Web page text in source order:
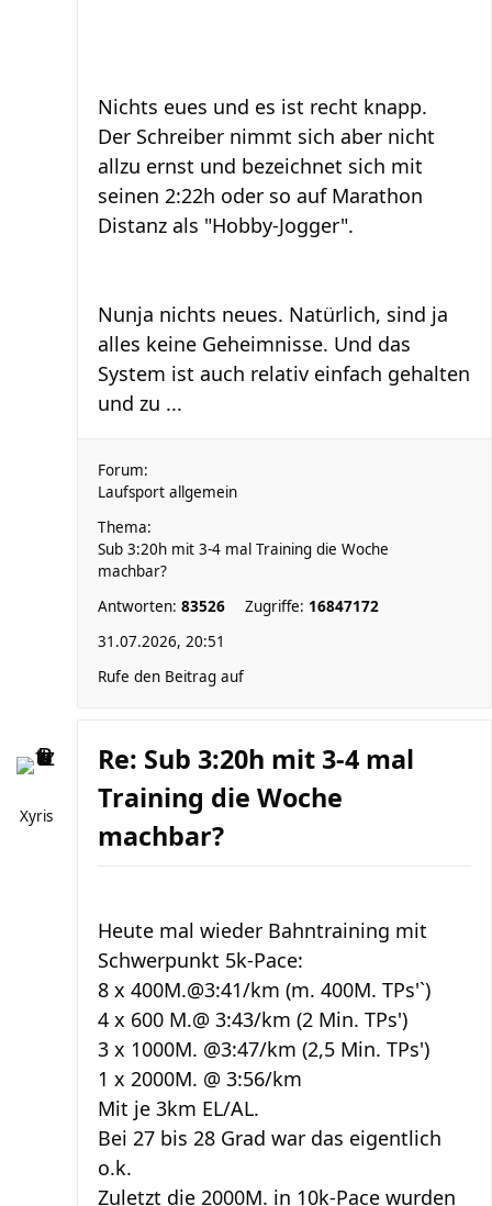
Nichts eues und es ist recht knapp.
Der Schreiber nimmt sich aber nicht
allzu ernst und bezeichnet sich mit
seinen 2:22h oder so auf Marathon
Distanz als "Hobby-Jogger".
Nunja nichts neues. Natürlich, sind ja
alles keine Geheimnisse. Und das
System ist auch relativ einfach gehalten
und zu ...
Forum:
Laufsport allgemein
Thema:
Sub 3:20h mit 3-4 mal Training die Woche
machbar?
Antworten: 83526 Zugriffe: 16847172
31.07.2026, 20:51
Rufe den Beitrag auf
Xyris
Re: Sub 3:20h mit 3-4 mal
Training die Woche
machbar?
Heute mal wieder Bahntraining mit
Schwerpunkt 5k-Pace:
8 x 400M.@3:41/km (m. 400M. TPs'`)
4 x 600 M.@ 3:43/km (2 Min. TPs')
3 x 1000M. @3:47/km (2,5 Min. TPs')
1 x 2000M. @ 3:56/km
Mit je 3km EL/AL.
Bei 27 bis 28 Grad war das eigentlich
o.k.
Zuletzt die 2000M. in 10k-Pace wurden